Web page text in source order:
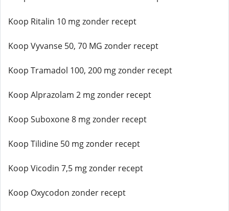
Koop Ritalin 10 mg zonder recept
Koop Vyvanse 50, 70 MG zonder recept
Koop Tramadol 100, 200 mg zonder recept
Koop Alprazolam 2 mg zonder recept
Koop Suboxone 8 mg zonder recept
Koop Tilidine 50 mg zonder recept
Koop Vicodin 7,5 mg zonder recept
Koop Oxycodon zonder recept